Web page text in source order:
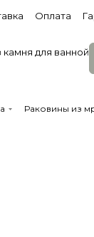
Оплата
камня для ванной
Раковины из